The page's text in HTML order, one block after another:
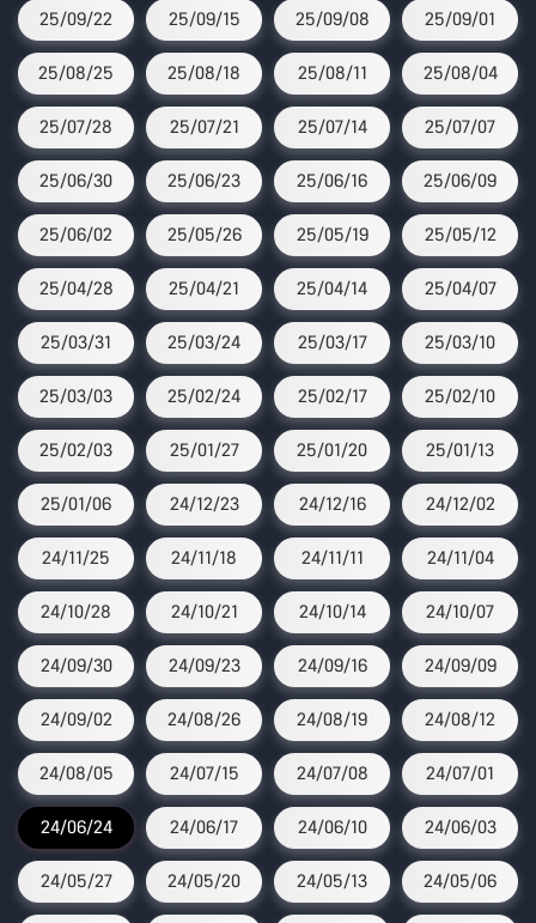
25/09/22 25/09/15 25/09/08 25/09/01
25/08/25 25/08/18 25/08/11 25/08/04
25/07/28 25/07/21 25/07/14 25/07/07
25/06/30 25/06/23 25/06/16 25/06/09
25/06/02 25/05/26 25/05/19 25/05/12
25/04/28 25/04/21 25/04/14 25/04/07
25/03/31 25/03/24 25/03/17 25/03/10
25/03/03 25/02/24 25/02/17 25/02/10
25/02/03 25/01/27 25/01/20 25/01/13
25/01/06 24/12/23 24/12/16 24/12/02
24/11/25 24/11/18 24/11/11 24/11/04
24/10/28 24/10/21 24/10/14 24/10/07
24/09/30 24/09/23 24/09/16 24/09/09
24/09/02 24/08/26 24/08/19 24/08/12
24/08/05 24/07/15 24/07/08 24/07/01
24/06/24 24/06/17 24/06/10 24/06/03
24/05/27 24/05/20 24/05/13 24/05/06